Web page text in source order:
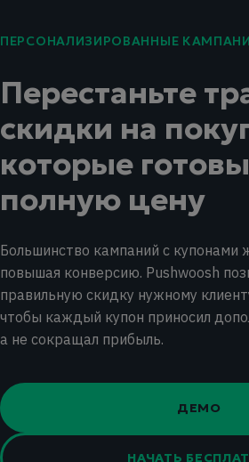
ПЕРСОНАЛИЗИРОВАННЫЕ
Перестаньте
скидки на
которые
полную цену
Большинство кампаний с
повышая конверсию. Pushwoosh
правильную скидку нужному
чтобы каждый купон приносил
а не сокращал прибыль.
ДЕМО
НАЧАТЬ